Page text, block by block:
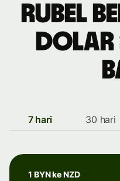
rubel
dolar
7 hari 30 hari
1 BYN ke NZD